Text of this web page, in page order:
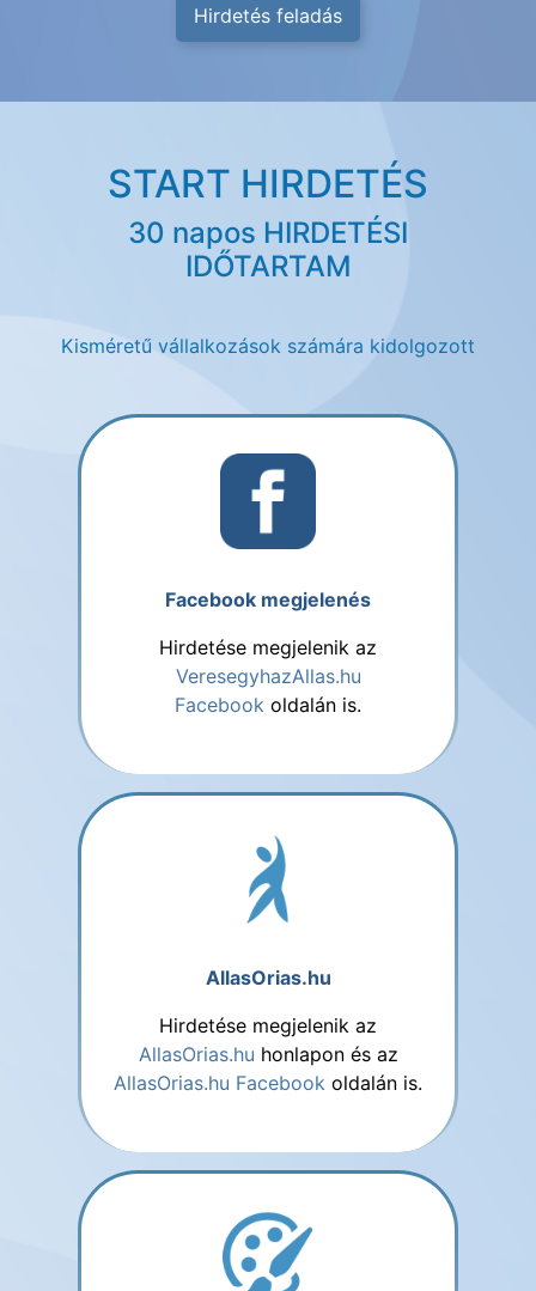
Hirdetés feladás
START HIRDETÉS
30 napos HIRDETÉSI
IDŐTARTAM
Kisméretű vállalkozások számára kidolgozott
Facebook megjelenés
Hirdetése megjelenik az
VeresegyhazAllas.hu
Facebook oldalán is.
AllasOrias.hu
Hirdetése megjelenik az
AllasOrias.hu honlapon és az
AllasOrias.hu Facebook oldalán is.